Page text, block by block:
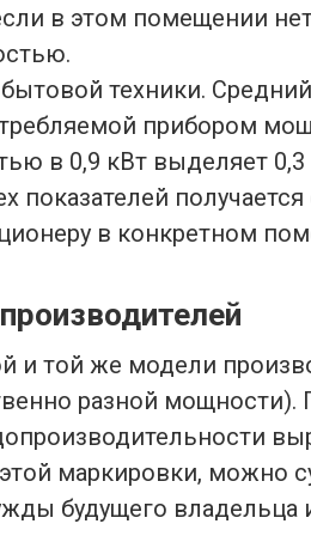
в этом помещении
техники.
прибором
в 0,9 кВт выделяет 0,3
показателей
в конкретном
и той же модели
разной мощности).
маркировки, можно
будущего владельца